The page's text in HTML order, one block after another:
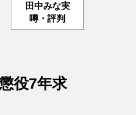
田中みな実
噂・評判
役7年求